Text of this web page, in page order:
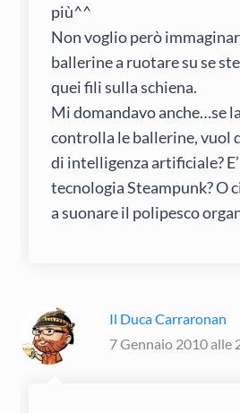
più^^
Non voglio però
ballerine a ruotare su se
quei fili sulla schiena.
Mi domandavo anche…se
controlla le ballerine, vuol
di intelligenza artificiale?
tecnologia Steampunk? O
a suonare il polipesco
Il Duca Carraronan
7 Gennaio 2010 alle